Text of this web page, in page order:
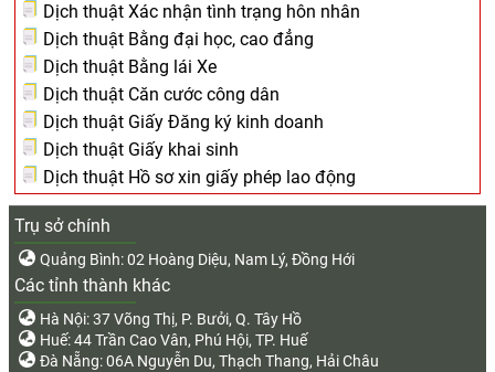
Dịch thuật Xác nhận tình trạng hôn nhân
Dịch thuật Bằng đại học, cao đẳng
Dịch thuật Bằng lái Xe
Dịch thuật Căn cước công dân
Dịch thuật Giấy Đăng ký kinh doanh
Dịch thuật Giấy khai sinh
Dịch thuật Hồ sơ xin giấy phép lao động
Trụ sở chính
Quảng Bình: 02 Hoàng Diệu, Nam Lý, Đồng Hới
Các tỉnh thành khác
Hà Nội: 37 Võng Thị, P. Bưởi, Q. Tây Hồ
Huế: 44 Trần Cao Vân, Phú Hội, TP. Huế
Đà Nẵng: 06A Nguyễn Du, Thạch Thang, Hải Châu